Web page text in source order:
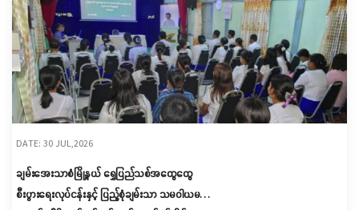
DATE: 30 JUL,2026
ချမ်းအေးသာစံမြို့နယ် ရွှေပြည်သစ်အထွေထွေ
စီးပွားရေးလုပ်ငန်းနှင့် ပြည့်စုံချမ်းသာ သမဝါယမ